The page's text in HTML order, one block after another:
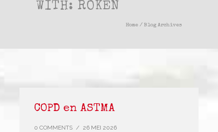
WITH: ROKEN
Home / Blog Archives
COPD en ASTMA
0 COMMENTS / 26 MEI 2026